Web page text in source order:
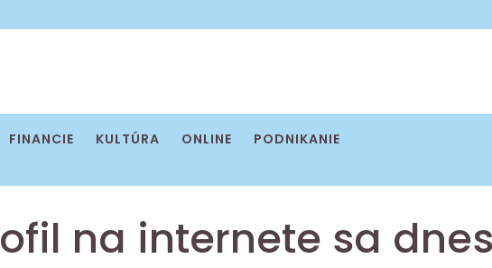
FINANCIE KULTÚRA ONLINE
PODNIKANIE
na internete sa